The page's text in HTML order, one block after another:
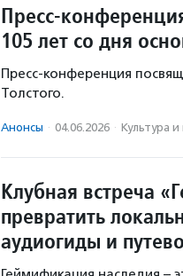
Пресс-
105 лет со дня
Пресс-конференция
Толстого.
Анонсы · 04.06.2026 · Культура
Клубная встреча
превратить
аудиогиды и